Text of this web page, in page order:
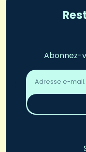
Abonnez-
Adresse
email